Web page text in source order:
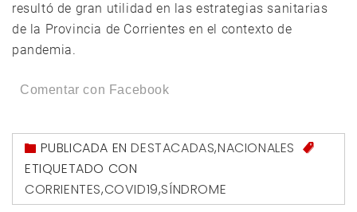
resultó de gran utilidad en las estrategias sanitarias
de la Provincia de Corrientes en el contexto de
pandemia.
Comentar con Facebook
PUBLICADA ENDESTACADAS,NACIONALES
ETIQUETADO CON
CORRIENTES,COVID19,SÍNDROME